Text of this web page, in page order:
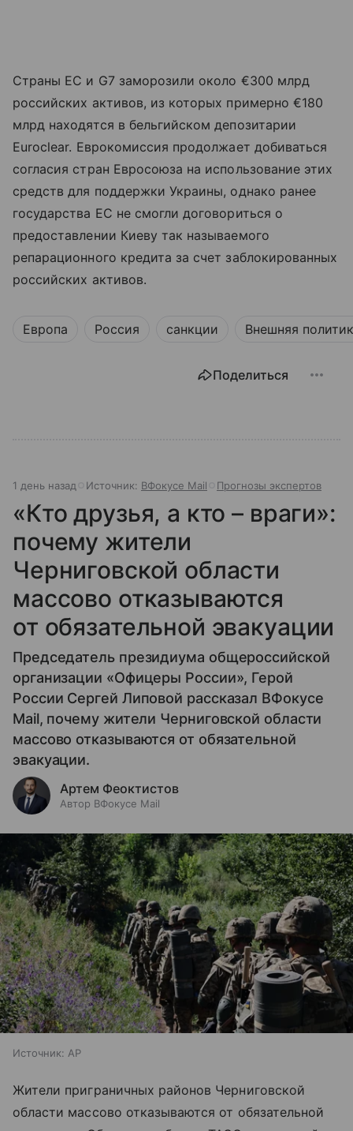
Страны ЕС и G7 заморозили около €300 млрд
российских активов, из которых примерно €180
млрд находятся в бельгийском депозитарии
Euroclear. Еврокомиссия продолжает добиваться
согласия стран Евросоюза на использование этих
средств для поддержки Украины, однако ранее
государства ЕС не смогли договориться о
предоставлении Киеву так называемого
репарационного кредита за счет заблокированных
российских активов.
Европа Россия санкции Внешняя
Поделиться
1 день назад Источник: ВФокусе Mail Прогнозы экспертов
«Кто друзья, а кто – враги»:
почему жители
Черниговской области
массово отказываются
от обязательной эвакуации
Председатель президиума общероссийской
организации «Офицеры России», Герой
России Сергей Липовой рассказал ВФокусе
Mail, почему жители Черниговской области
массово отказываются от обязательной
эвакуации.
Артем Феоктистов
Автор ВФокусе Mail
Источник: AP
Жители приграничных районов Черниговской
области массово отказываются от обязательной